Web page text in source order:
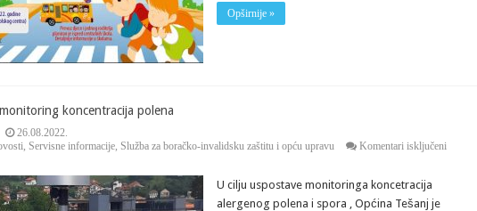
Opširnije »
koncentracija polena
26.08.2022.
, Servisne informacije, Služba za boračko-invalidsku zaštitu i opću upravu Komentari isključeniza
U cilju uspostave monitoringa koncetracija
alergenog polena i spora , Općina Tešanj je